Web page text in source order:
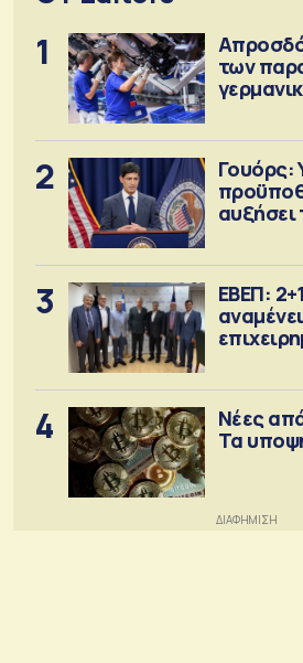
1
των
2
Γουόρς:
αυξήσει
3
ΕΒΕΠ:
4
Νέες
Τα